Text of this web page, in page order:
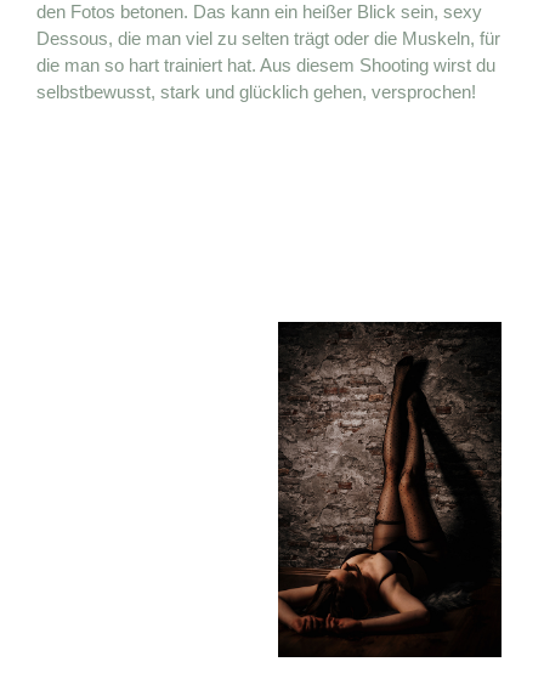
den Fotos betonen. Das kann ein heißer Blick sein, sexy
Dessous, die man viel zu selten trägt oder die Muskeln, für
die man so hart trainiert hat. Aus diesem Shooting wirst du
selbstbewusst, stark und glücklich gehen, versprochen!